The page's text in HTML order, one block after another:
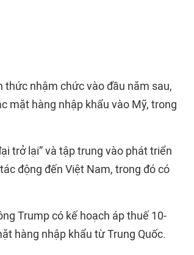
thức nhậm chức vào đầu năm sau,
mặt hàng nhập khẩu vào Mỹ, trong
trở lại” và tập trung vào phát triển
động đến Việt Nam, trong đó có
Trump có kế hoạch áp thuế 10-
hàng nhập khẩu từ Trung Quốc.